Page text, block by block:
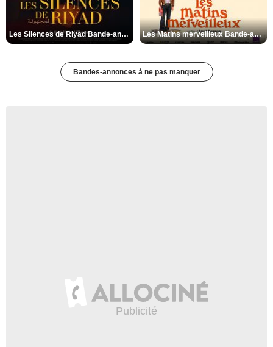
Les Silences de Riyad Bande-annonce VO STFR Les Matins merveilleux Bande-annonce VF
Bandes-annonces à ne pas manquer